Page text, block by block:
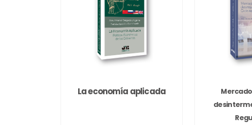
La economía aplicada